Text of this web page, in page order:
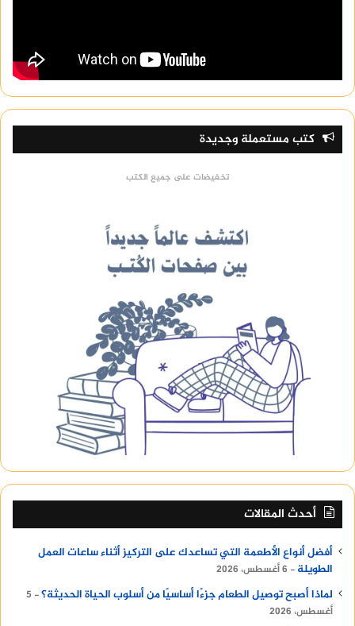
كتب مستعملة وجديدة
تخفيضات على جميع الكتب
أحدث المقالات
أفضل أنواع الأطعمة التي تساعدك على التركيز أثناء ساعات العمل
الطويلة
6 أغسطس، 2026
لماذا أصبح توصيل الطعام جزءًا أساسيًا من أسلوب الحياة الحديثة؟
5
أغسطس، 2026